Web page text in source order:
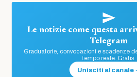
Le notizie come questa
Telegram
Graduatorie, convocazioni e scadenze
tempo reale. Gratis.
Unisciti al canale